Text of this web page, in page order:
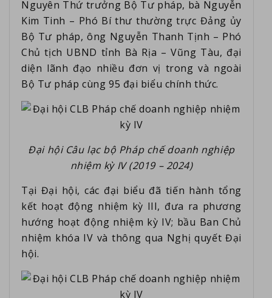
Nguyên Thứ trưởng Bộ Tư pháp, bà Nguyễn
Kim Tinh – Phó Bí thư thường trực Đảng ủy
Bộ Tư pháp, ông Nguyễn Thanh Tịnh – Phó
Chủ tịch UBND tỉnh Bà Rịa – Vũng Tàu, đại
diện lãnh đạo nhiều đơn vị trong và ngoài
Bộ Tư pháp cùng 95 đại biểu chính thức.
Đại hội Câu lạc bộ Pháp chế doanh nghiệp
nhiệm kỳ IV (2019 – 2024)
Tại Đại hội, các đại biểu đã tiến hành tổng
kết hoạt động nhiệm kỳ III, đưa ra phương
hướng hoạt động nhiệm kỳ IV; bầu Ban Chủ
nhiệm khóa IV và thông qua Nghị quyết Đại
hội.